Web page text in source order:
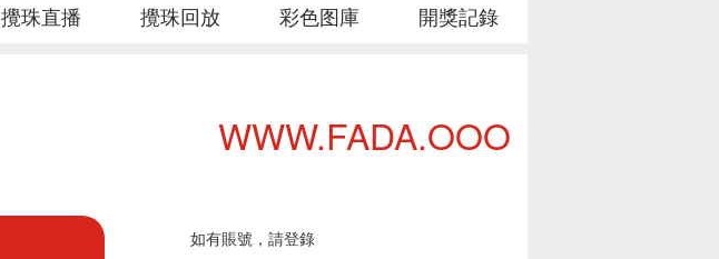
攪珠直播 攪珠回放 彩色图庫 開獎記錄
WWW.FADA.OOO
如有賬號，請登錄